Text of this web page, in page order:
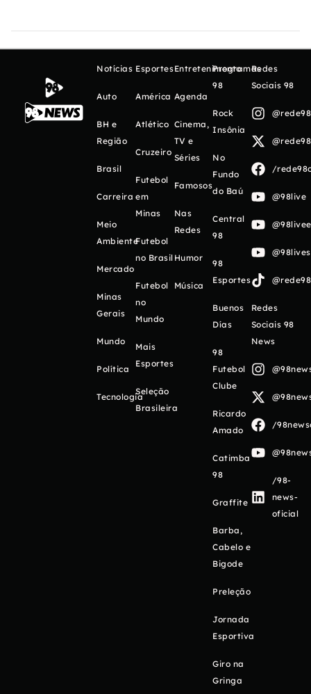
Notícias
Auto
BH e
Região
Brasil
Carreira
Meio
Ambiente
Mercado
Minas
Gerais
Mundo
Política
Tecnologia
Esportes
América
Atlético
Cruzeiro
Futebol
em
Minas
Futebol
no Brasil
Futebol
no
Mundo
Mais
Esportes
Seleção
Brasileira
Entretenimento
Agenda
Cinema,
TV e
Séries
Famosos
Nas
Redes
Humor
Música
Programas
98
Rock
Insônia
No
Fundo
do Baú
Central
98
98
Esportes
Buenos
Días
98
Futebol
Clube
Ricardo
Amado
Catimba
98
Graffite
Barba,
Cabelo e
Bigode
Preleção
Jornada
Esportiva
Giro na
Gringa
Redes
Sociais 98
/
@98live
Redes
Sociais 98
News
/
/98-
news-
oficial